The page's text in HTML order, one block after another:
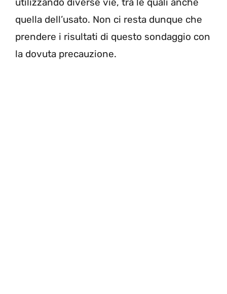
quella dell’usato. Non ci resta dunque che
prendere i risultati di questo sondaggio con
la dovuta precauzione.